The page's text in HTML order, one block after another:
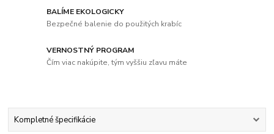
BALÍME EKOLOGICKY
Bezpečné balenie do použitých krabíc
VERNOSTNÝ PROGRAM
Čím viac nakúpite, tým vyššiu zľavu máte
Kompletné špecifikácie